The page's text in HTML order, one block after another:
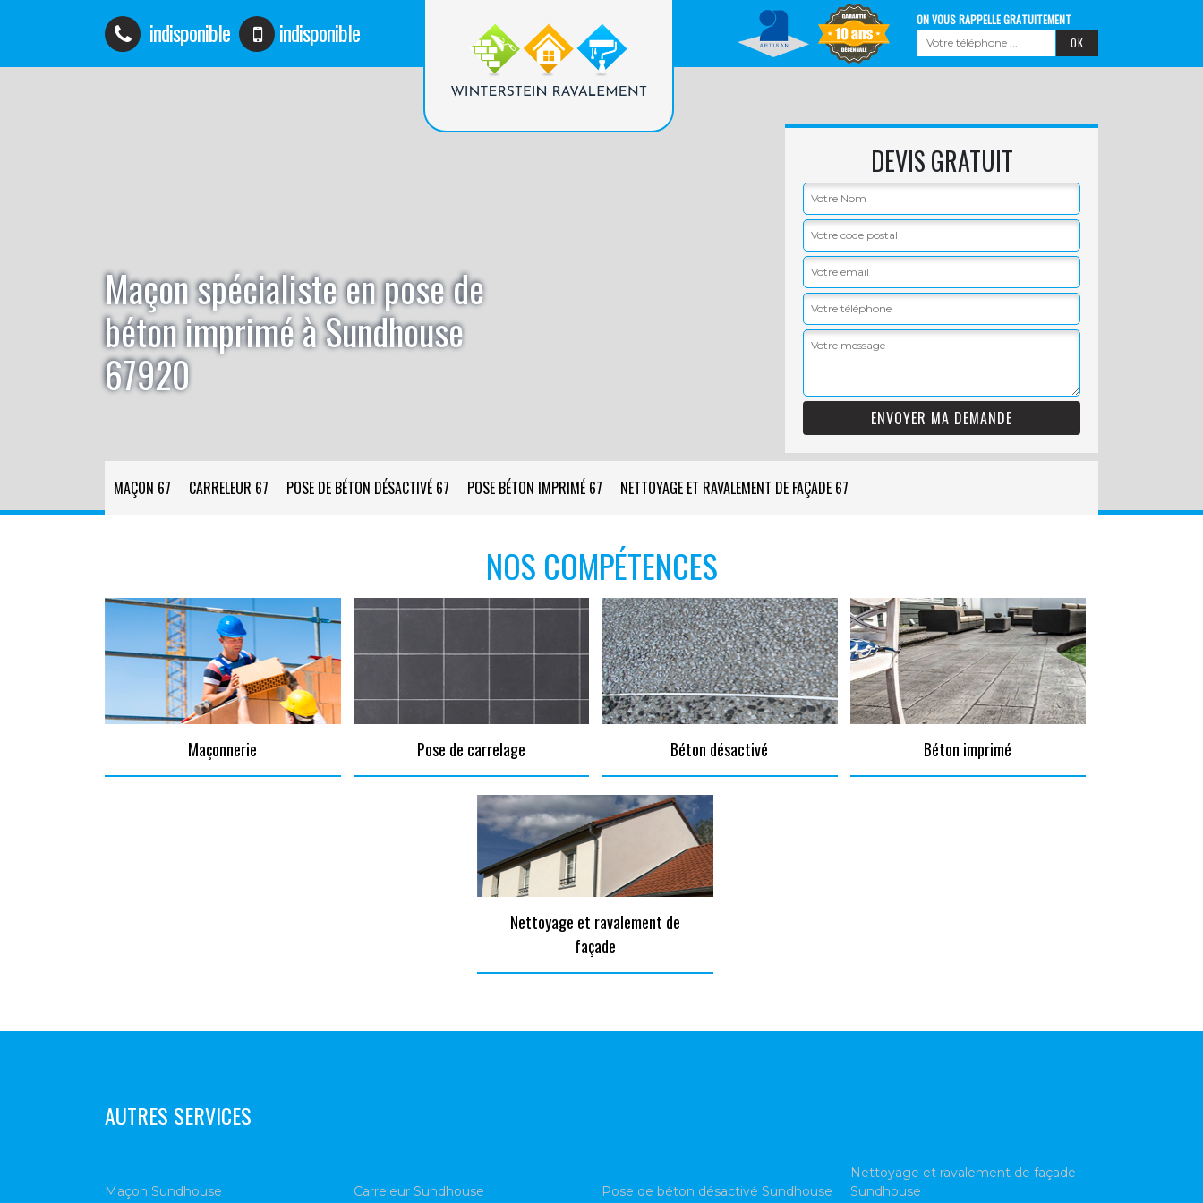
indisponible indisponible ON VOUS RAPPELLE GRATUITEMENT
Maçon spécialiste en pose de
béton imprimé à Sundhouse
67920
DEVIS GRATUIT
MAÇON 67 CARRELEUR 67 POSE DE BÉTON DÉSACTIVÉ 67 POSE BÉTON IMPRIMÉ 67 NETTOYAGE ET RAVALEMENT DE FAÇADE 67
NOS COMPÉTENCES
Maçonnerie Pose de carrelage Béton désactivé Béton imprimé
Nettoyage et ravalement de
façade
AUTRES SERVICES
Maçon Sundhouse Carreleur Sundhouse Pose de béton désactivé Sundhouse
Nettoyage et ravalement de façade
Sundhouse